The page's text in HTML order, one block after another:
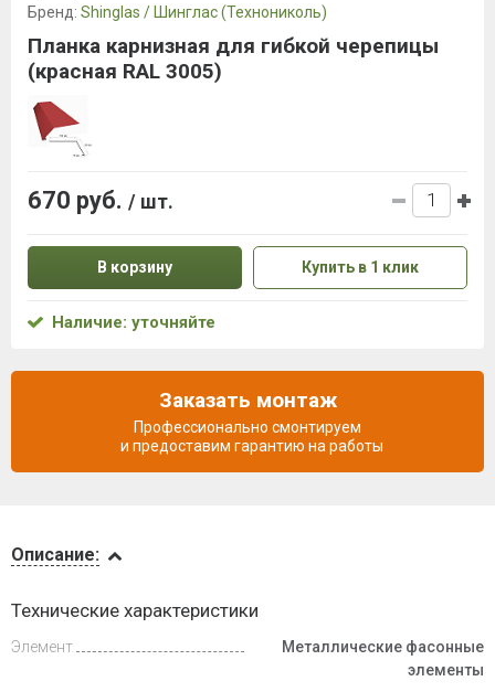
и оплата
Описание:
Технические характеристики
Элемент
Металлические фасонные
элементы
Бренд: Shinglas / Шинглас (Технониколь)
Планка карнизная для гибкой черепицы
(красная RAL 3005)
670 руб. / шт.
В корзину Купить в 1 клик
Наличие: уточняйте
Заказать монтаж
Профессионально смонтируем
и предоставим гарантию на работы